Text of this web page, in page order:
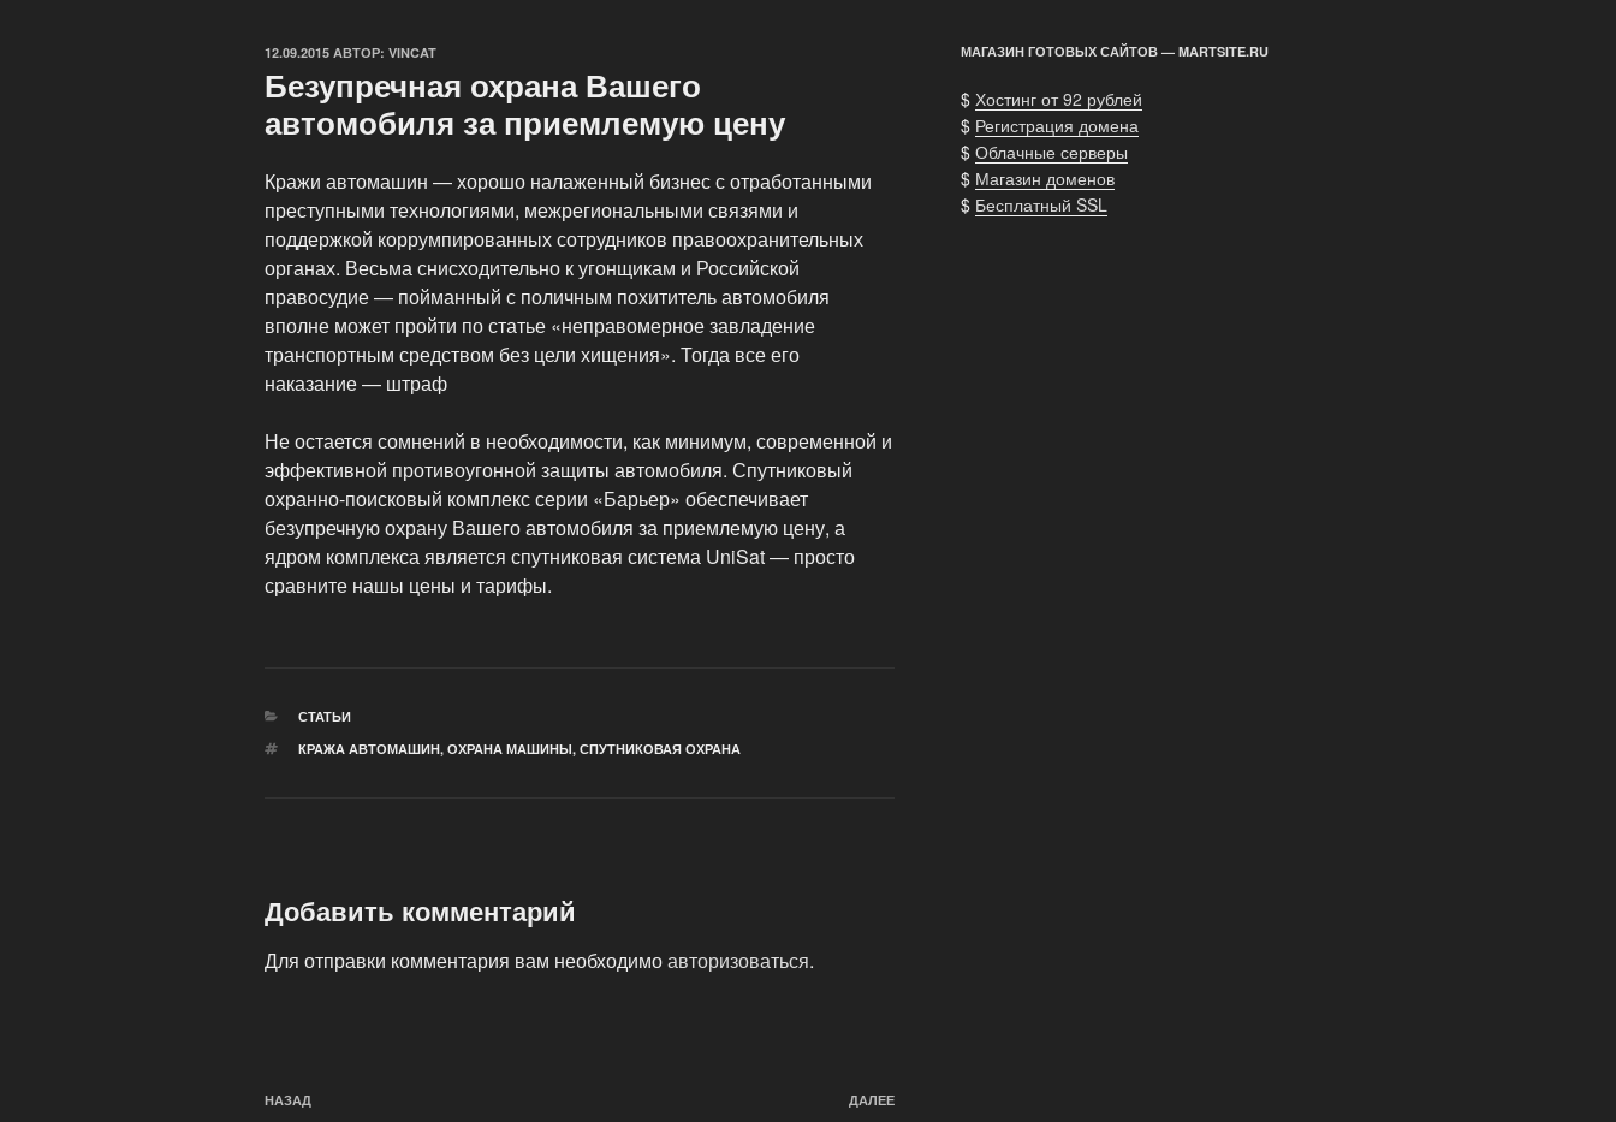
ОПУБЛИКОВАНО
12.09.2015 АВТОР: VINCAT
Безупречная охрана Вашего
автомобиля за приемлемую цену
Кражи автомашин — хорошо налаженный бизнес с отработанными
преступными технологиями, межрегиональными связями и
поддержкой коррумпированных сотрудников правоохранительных
органах. Весьма снисходительно к угонщикам и Российской
правосудие — пойманный с поличным похититель автомобиля
вполне может пройти по статье «неправомерное завладение
транспортным средством без цели хищения». Тогда все его
наказание — штраф
Не остается сомнений в необходимости, как минимум, современной и
эффективной противоугонной защиты автомобиля. Спутниковый
охранно-поисковый комплекс серии «Барьер» обеспечивает
безупречную охрану Вашего автомобиля за приемлемую цену, а
ядром комплекса является спутниковая система UniSat — просто
сравните нашы цены и тарифы.
РУБРИКИ
СТАТЬИ
МЕТКИ
КРАЖА АВТОМАШИН, ОХРАНА МАШИНЫ, СПУТНИКОВАЯ ОХРАНА
Добавить комментарий
Для отправки комментария вам необходимоавторизоваться.
Навигация
Предыдущая
НАЗАД ДАЛЕЕ
МАГАЗИН ГОТОВЫХ САЙТОВ — MARTSITE.RU
$ Хостинг от 92 рублей
$ Регистрация домена
$ Облачные серверы
$ Магазин доменов
$ Бесплатный SSL